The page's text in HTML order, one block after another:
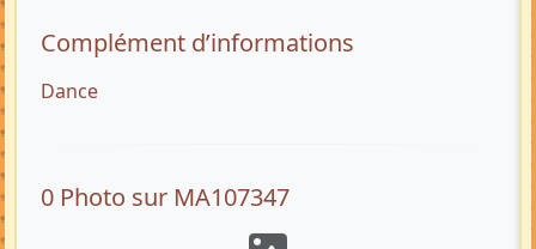
Complément d’informations
Dance
0 Photo sur MA107347